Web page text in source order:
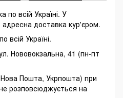
по всій Україні. У
доставка кур'єром.
всій Україні.
Нововокзальна, 41 (пн-пт
Пошта, Укрпошта) при
розповсюджується на